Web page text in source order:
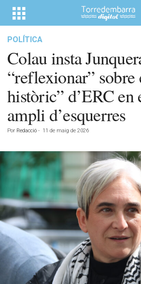
POLÍTICA
Colau insta
“reflexionar” sobre
històric” d’ERC
ampli d’esquerres
Por Redacció - 11 de maig de 2026